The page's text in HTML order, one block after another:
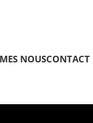
NOUSCONTACT